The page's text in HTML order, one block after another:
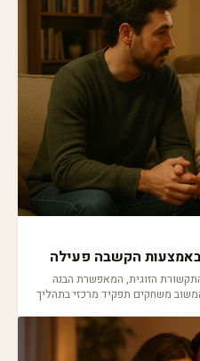
הקשבה פעילה
הזוגית, המאפשרת הבנה
משחקים תפקיד מרכזי בתהליך